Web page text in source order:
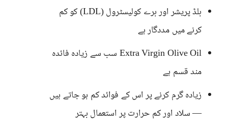
بلڈ پریشر اور برے کولیسٹرول (LDL) کو کم
کرنے میں مددگار ہے
Extra Virgin Olive Oil سب سے زیادہ فائدہ
مند قسم ہے
زیادہ گرم کرنے پر اس کے فوائد کم ہو جاتے ہیں
— سلاد اور کم حرارت پر استعمال بہتر